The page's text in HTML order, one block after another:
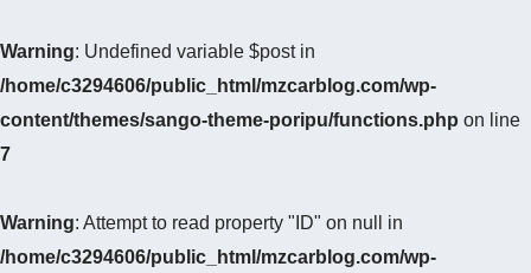
Warning: Undefined variable $post in
/home/c3294606/public_html/mzcarblog.com/wp-
content/themes/sango-theme-poripu/functions.php on line
7
Warning: Attempt to read property "ID" on null in
/home/c3294606/public_html/mzcarblog.com/wp-